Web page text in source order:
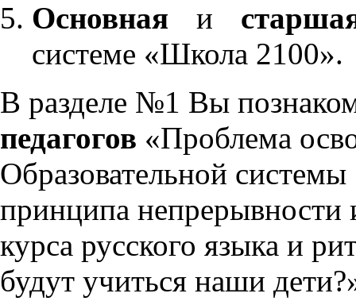
Основнаяи
системе «Школа 2100».
В разделе №1 Вы
педагогов «Проблема
Образовательной
принципа непрерывности
курса русского языка и
будут учиться наши